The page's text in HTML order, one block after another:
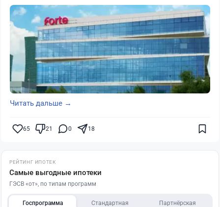
Читать дальше →
65 21 0 18
РЕЙТИНГ ИПОТЕК
Самые выгодные ипотеки
ГЭСВ «от», по типам программ
Госпрограмма Стандартная Партнёрская